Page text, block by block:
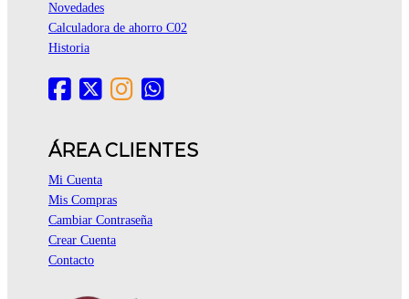
Novedades
Calculadora de ahorro C02
Historia
ÁREA CLIENTES
Mi Cuenta
Mis Compras
Cambiar Contraseña
Crear Cuenta
Contacto